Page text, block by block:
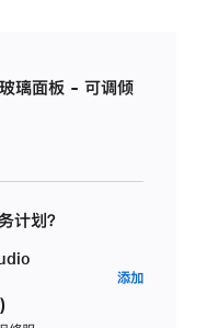
璃面板 - 可调倾
划？
添加